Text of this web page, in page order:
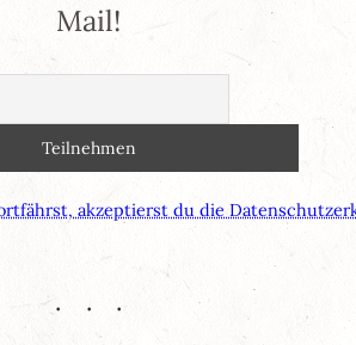
Mail!
akzeptierst du die